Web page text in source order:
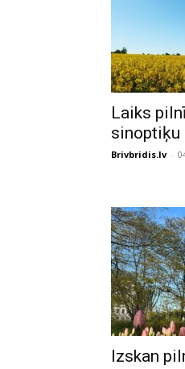
Laiks
sinoptiķu
Brivbridis.lv -
Izskan